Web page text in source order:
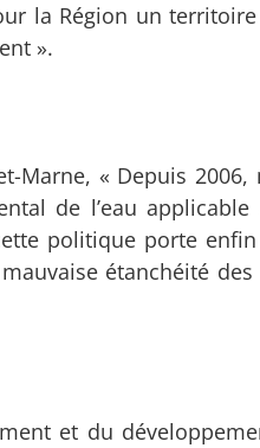
la Région un
».
Marne, « Depuis 2006,
de l’eau
politique porte
étanchéité
et du